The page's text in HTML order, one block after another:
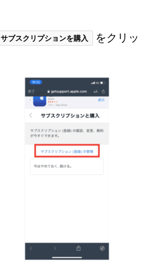
サブスクリプションを購入
をクリッ